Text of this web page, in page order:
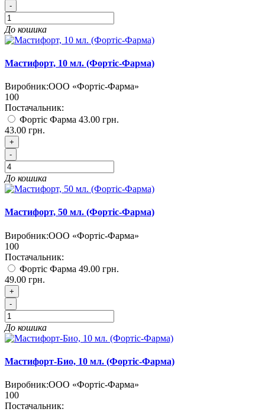
-
До кошика
Мастифорт, 10 мл. (Фортіс-Фарма)
Виробник:ООО «Фортіс-Фарма»
100
Постачальник:
Фортіс Фарма 43.00 грн.
43.00 грн.
+
-
До кошика
Мастифорт, 50 мл. (Фортіс-Фарма)
Виробник:ООО «Фортіс-Фарма»
100
Постачальник:
Фортіс Фарма 49.00 грн.
49.00 грн.
+
-
До кошика
Мастифорт-Био, 10 мл. (Фортіс-Фарма)
Виробник:ООО «Фортіс-Фарма»
100
Постачальник: